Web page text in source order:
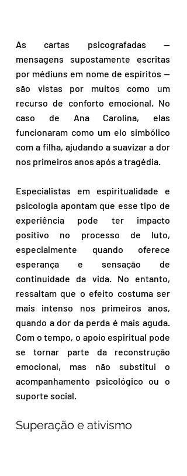
As cartas psicografadas —
mensagens supostamente escritas
por médiuns em nome de espíritos —
são vistas por muitos como um
recurso de conforto emocional. No
caso de Ana Carolina, elas
funcionaram como um elo simbólico
com a filha, ajudando a suavizar a dor
nos primeiros anos após a tragédia.
Especialistas em espiritualidade e
psicologia apontam que esse tipo de
experiência pode ter impacto
positivo no processo de luto,
especialmente quando oferece
esperança e sensação de
continuidade da vida. No entanto,
ressaltam que o efeito costuma ser
mais intenso nos primeiros anos,
quando a dor da perda é mais aguda.
Com o tempo, o apoio espiritual pode
se tornar parte da reconstrução
emocional, mas não substitui o
acompanhamento psicológico ou o
suporte social.
Superação e ativismo